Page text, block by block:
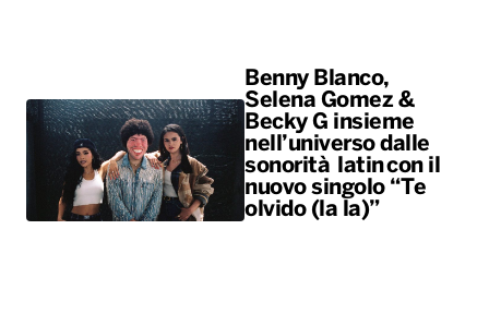
Benny Blanco,
Selena Gomez &
Becky G insieme
nell’universo dalle
sonorità latin con il
nuovo singolo “Te
olvido (la la)”